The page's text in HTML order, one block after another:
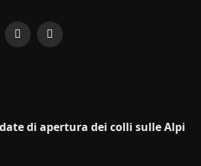
YouTubeLinkedIn
di apertura dei colli sulle Alpi